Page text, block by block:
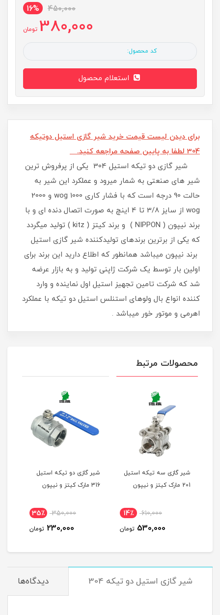
450,000
16%
380,000 تومان
کد محصول:
استعلام محصول
برای دیدن لیست قیمت خرید شیر گازی استیل دوتیکه
304 لطفا به پایین صفحه مراجعه کنید.
شیر گازی دو تیکه استیل 304 یکی از پرفروش ترین
شیر های صنعتی به شمار میرود و عملکرد این شیر به
حالت 90 درجه است که با فشار کاری 1000 wog و 2000
wog از سایز 3/8 تا 4 اینچ به صورت اتصال دنده ای و با
برند نیپون ( NIPPON ) و برند کیتز ( kitz ) تولید میگردد
که یکی از برترین برندهای تولیدکننده شیر گازی استیل
برند نیپون میباشد همانطور که اطلاع دارید این برند برای
اولین بار توسط یک شرکت ژاپنی تولید و به بازار عرضه
شد که شرکت تامین تجهیز استیل اول نماینده و وارد
کننده انواع بال ولوهای استنلس استیل دو تیکه با عملکرد
اهرمی و موتور خور میباشد .
محصولات مرتبط
شیر گازی سه تیکه استیل
201 مارک کیتز و نیپون
610,000 14٪
530,000 تومان
شیر گازی دو تیکه استیل
316 مارک کیتز و نیپون
350,000 35٪
230,000 تومان
شیر گازی استیل دو تیکه 304 دیدگاه‌ها